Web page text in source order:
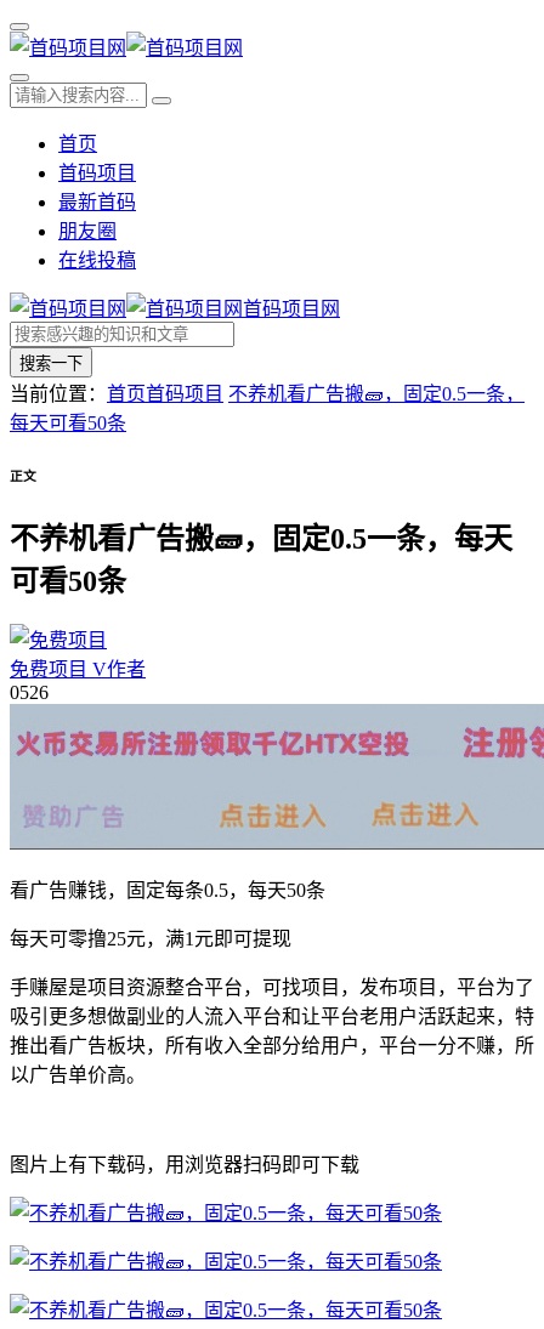
首页
首码项目
最新首码
朋友圈
在线投稿
首码项目网
搜索一下
当前位置： 首页首码项目 不养机看广告搬🧱，固定0.5一条，
每天可看50条
正文
不养机看广告搬🧱，固定0.5一条，每天
可看50条
免费项目 V作者
0526
看广告赚钱，固定每条0.5，每天50条
每天可零撸25元，满1元即可提现
手赚屋是项目资源整合平台，可找项目，发布项目，平台为了
吸引更多想做副业的人流入平台和让平台老用户活跃起来，特
推出看广告板块，所有收入全部分给用户，平台一分不赚，所
以广告单价高。
图片上有下载码，用浏览器扫码即可下载